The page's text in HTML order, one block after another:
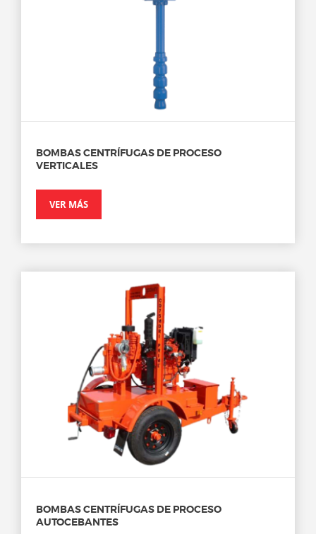
BOMBAS CENTRÍFUGAS DE PROCESO
VERTICALES
VER MÁS
BOMBAS CENTRÍFUGAS DE PROCESO
AUTOCEBANTES